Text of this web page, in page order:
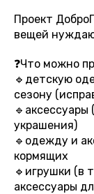
Проект
вещей
❓Что можно
🔹детскую
сезону
🔹аксессуары
украшения)
🔹одежду и
кормящих
🔹игрушки (в
аксессуары